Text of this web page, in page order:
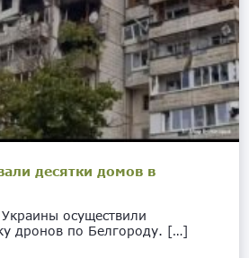
десятки домов в
осуществили
дронов по Белгороду. […]